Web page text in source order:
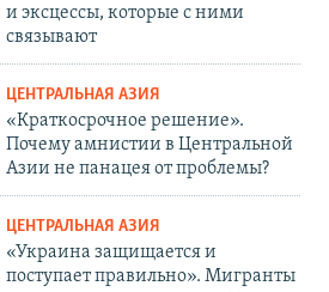
и эксцессы, которые с ними
связывают
ЦЕНТРАЛЬНАЯ АЗИЯ
«Краткосрочное решение».
Почему амнистии в Центральной
Азии не панацея от проблемы?
ЦЕНТРАЛЬНАЯ АЗИЯ
«Украина защищается и
поступает правильно». Мигранты